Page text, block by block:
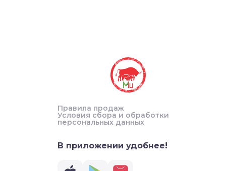
Правила продаж
Условия сбора и обработки
персональных данных
В приложении удобнее!